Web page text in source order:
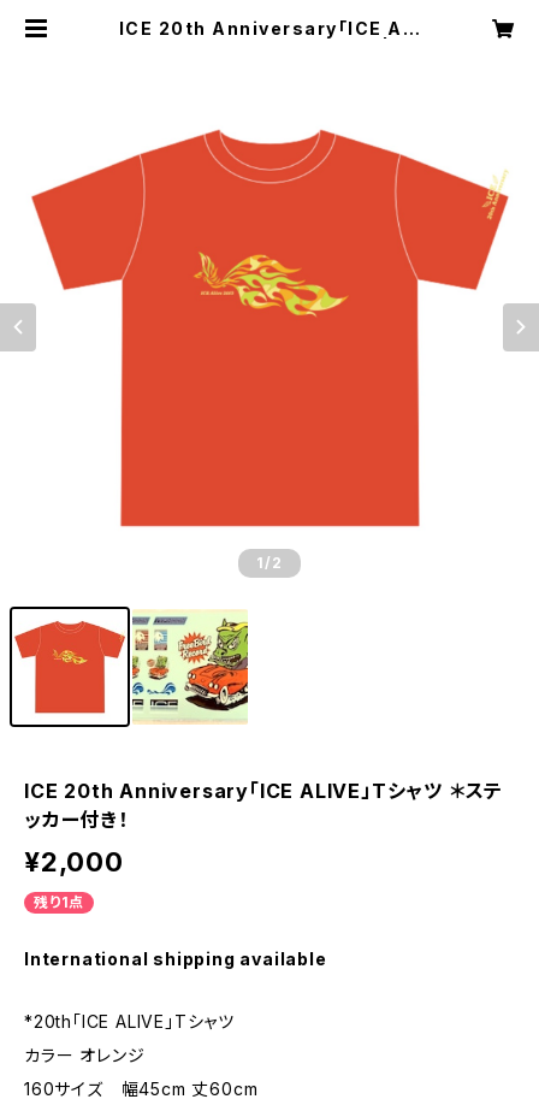
ICE 20th Anniversary「ICE ALI
1 /2
ICE 20th Anniversary「ICE ALIVE」Tシャツ ＊ステ
ッカー付き！
¥2,000
残り1点
International shipping available
*20th「ICE ALIVE」Tシャツ
カラー オレンジ
160サイズ 幅45cm 丈60cm